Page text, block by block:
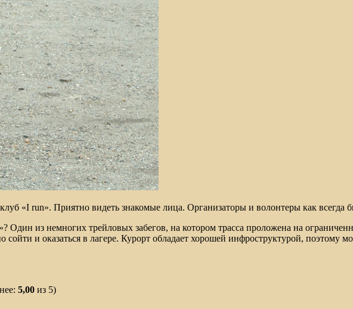
«I run». Приятно видеть знакомые лица. Организаторы и волонтеры как всегда
Один из немногих трейловых забегов, на котором трасса проложена на
и оказаться в лагере. Курорт обладает хорошей инфроструктурой, поэтому
5,00 из 5)